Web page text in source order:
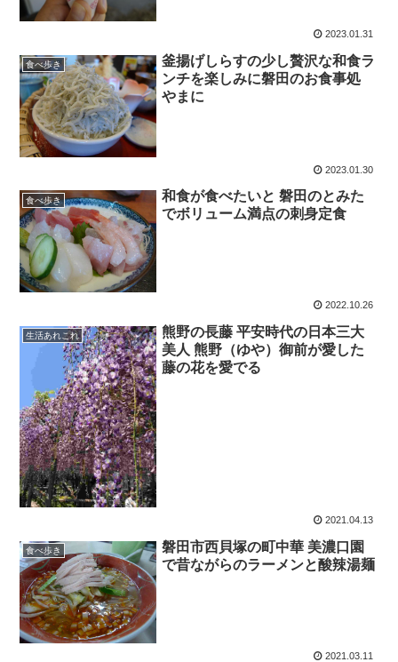
2023.01.31
食べ歩き
釜揚げしらすの少し贅沢な和食ラ
ンチを楽しみに磐田のお食事処
やまに
2023.01.30
食べ歩き
和食が食べたいと 磐田のとみた
でボリューム満点の刺身定食
2022.10.26
生活あれこれ
熊野の長藤 平安時代の日本三大
美人 熊野（ゆや）御前が愛した
藤の花を愛でる
2021.04.13
食べ歩き
磐田市西貝塚の町中華 美濃口園
で昔ながらのラーメンと酸辣湯麺
2021.03.11